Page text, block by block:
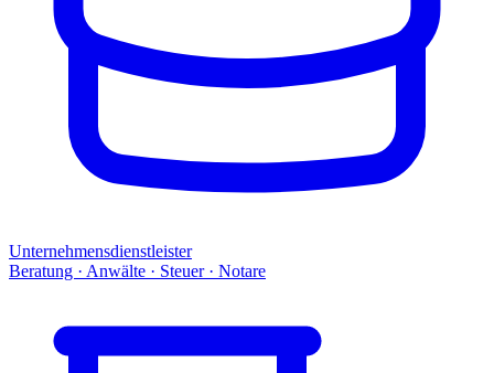
Unternehmensdienstleister
Beratung · Anwälte · Steuer · Notare